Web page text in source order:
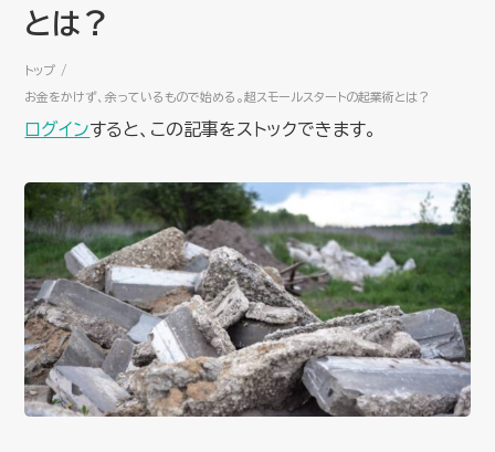
とは？
トップ
お金をかけず、余っているもので始める。超スモールスタートの起業術とは？
ログインすると、この記事をストックできます。